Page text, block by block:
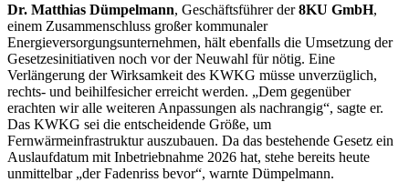
Dr. Matthias Dümpelmann, Geschäftsführer der8KU GmbH,
einem Zusammenschluss großer kommunaler
Energieversorgungsunternehmen, hält ebenfalls die Umsetzung der
Gesetzesinitiativen noch vor der Neuwahl für nötig. Eine
Verlängerung der Wirksamkeit des KWKG müsse unverzüglich,
rechts- und beihilfesicher erreicht werden. „Dem gegenüber
erachten wir alle weiteren Anpassungen als nachrangig“, sagte er.
Das KWKG sei die entscheidende Größe, um
Fernwärmeinfrastruktur auszubauen. Da das bestehende Gesetz ein
Auslaufdatum mit Inbetriebnahme 2026 hat, stehe bereits heute
unmittelbar „der Fadenriss bevor“, warnte Dümpelmann.